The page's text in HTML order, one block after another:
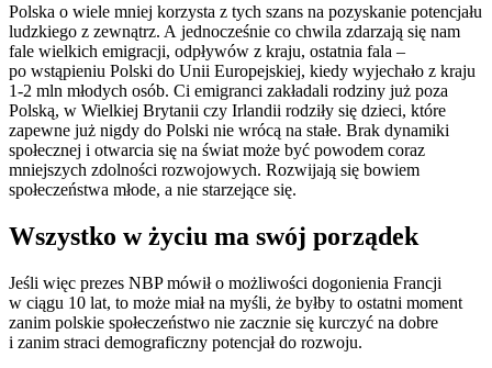
Polska o wiele mniej korzysta z tych szans na pozyskanie potencjału
ludzkiego z zewnątrz. A jednocześnie co chwila zdarzają się nam
fale wielkich emigracji, odpływów z kraju, ostatnia fala –
po wstąpieniu Polski do Unii Europejskiej, kiedy wyjechało z kraju
1-2 mln młodych osób. Ci emigranci zakładali rodziny już poza
Polską, w Wielkiej Brytanii czy Irlandii rodziły się dzieci, które
zapewne już nigdy do Polski nie wrócą na stałe. Brak dynamiki
społecznej i otwarcia się na świat może być powodem coraz
mniejszych zdolności rozwojowych. Rozwijają się bowiem
społeczeństwa młode, a nie starzejące się.
Wszystko w życiu ma swój porządek
Jeśli więc prezes NBP mówił o możliwości dogonienia Francji
w ciągu 10 lat, to może miał na myśli, że byłby to ostatni moment
zanim polskie społeczeństwo nie zacznie się kurczyć na dobre
i zanim straci demograficzny potencjał do rozwoju.